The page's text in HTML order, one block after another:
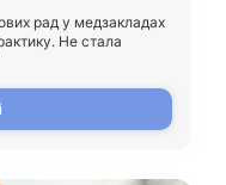
рад у медзакладах
Не стала